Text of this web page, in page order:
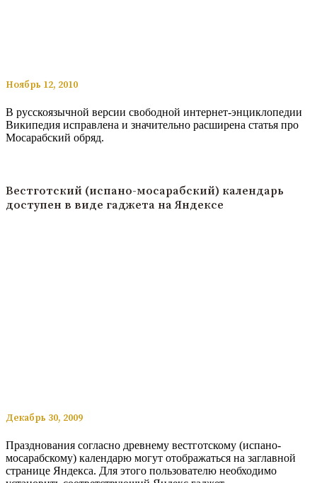
​​Ноябрь 12, 2010
В русскоязычной версии свободной интернет-энциклопедии
Википедия исправлена и значительно расширена статья про
Мосарабский обряд.
Вестготский (испано-мосарабский) календарь
доступен в виде гаджета на Яндексе
​​Декабрь 30, 2009
Празднования согласно древнему вестготскому (испано-
мосарабскому) календарю могут отображаться на заглавной
странице Яндекса. Для этого пользователю необходимо